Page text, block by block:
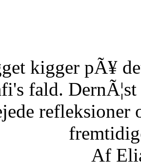
kigger pÃ¥
fald.
refleksioner
Af